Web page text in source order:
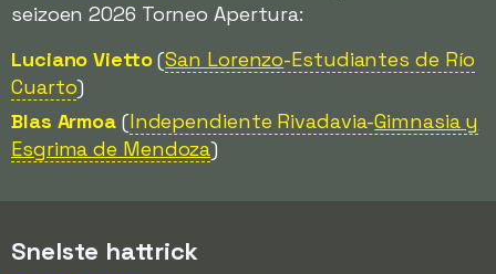
seizoen 2026 Torneo Apertura:
Luciano Vietto(San Lorenzo-Estudiantes de Río
Cuarto)
Blas Armoa (Independiente Rivadavia-Gimnasia y
Esgrima de Mendoza)
Snelste hattrick